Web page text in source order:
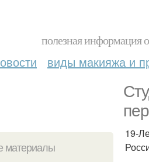
полезная информация
виды макияжа и
материалы
19-